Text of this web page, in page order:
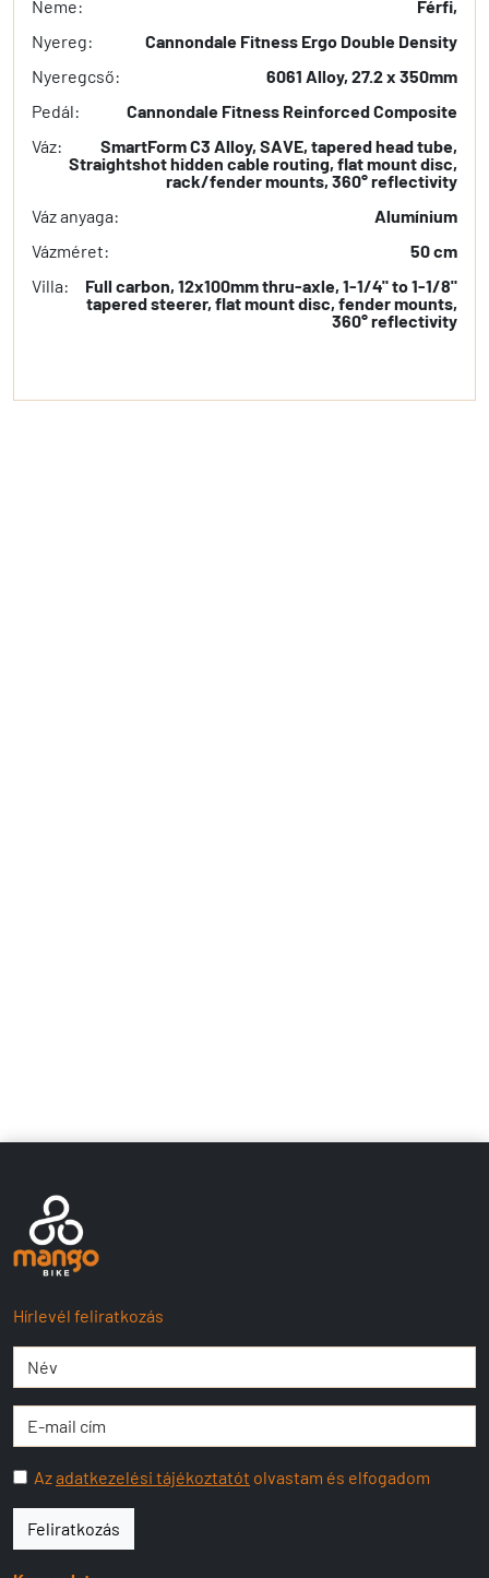
Neme:
Férfi,
Nyereg:
Cannondale Fitness Ergo Double Density
Nyeregcső:
6061 Alloy, 27.2 x 350mm
Pedál:
Cannondale Fitness Reinforced Composite
Váz:
SmartForm C3 Alloy, SAVE, tapered head tube,
Straightshot hidden cable routing, flat mount disc,
rack/fender mounts, 360° reflectivity
Váz anyaga:
Alumínium
Vázméret:
50 cm
Villa:
Full carbon, 12x100mm thru-axle, 1-1/4" to 1-1/8"
tapered steerer, flat mount disc, fender mounts,
360° reflectivity
Hírlevél feliratkozás
Azadatkezelési tájékoztatót olvastam és elfogadom
Feliratkozás